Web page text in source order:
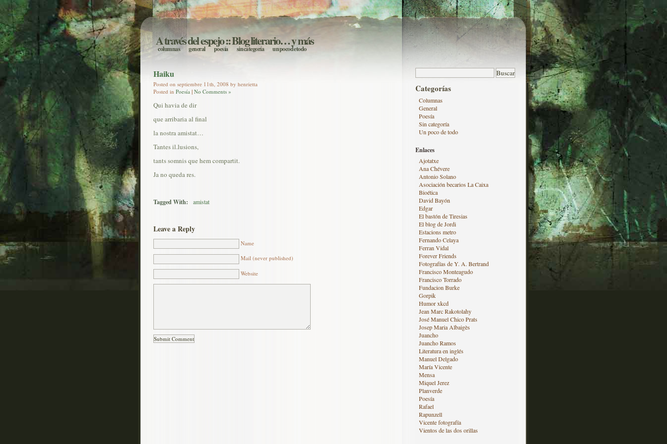
A través del espejo:: Blog literario… y más
columnas general poesía sin categoría un poco de todo
Haiku
Posted on septiembre 11th, 2008 by henrietta
Posted in Poesía | No Comments »
Qui havia de dir
que arribaria al final
la nostra amistat…
Tantes il.lusions,
tants somnis que hem compartit.
Ja no queda res.
Tagged With: amistat
Leave a Reply
Name
Mail (never published)
Website
Categorías
Columnas
General
Poesía
Sin categoría
Un poco de todo
Enlaces
Ajotatxe
Ana Chévere
Antonio Solano
Asociación becarios La Caixa
Bioética
David Bayón
Edgar
El bastón de Tiresias
El blog de Jordi
Estacions metro
Fernando Celaya
Ferran Vidal
Forever Friends
Fotografías de Y. A. Bertrand
Francisco Monteagudo
Francisco Torrado
Fundacion Burke
Gorpik
Humor xkcd
Jean Marc Rakotolahy
José Manuel Chico Prats
Josep Maria Albaigès
Juancho
Juancho Ramos
Literatura en inglés
Manuel Delgado
María Vicente
Mensa
Miquel Jerez
Planverde
Poesía
Rafael
Rapunzell
Vicente fotografía
Vientos de las dos orillas